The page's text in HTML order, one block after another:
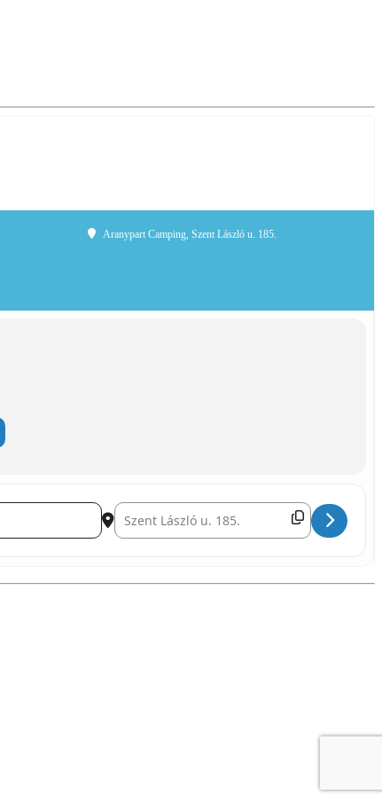
Aranypart Camping, Szent László u. 185.
Destination Address - Hungarian Style Postcard